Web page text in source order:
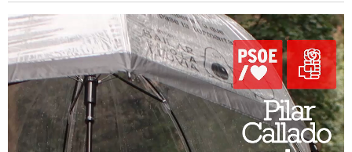
Reproductor
de
vídeo